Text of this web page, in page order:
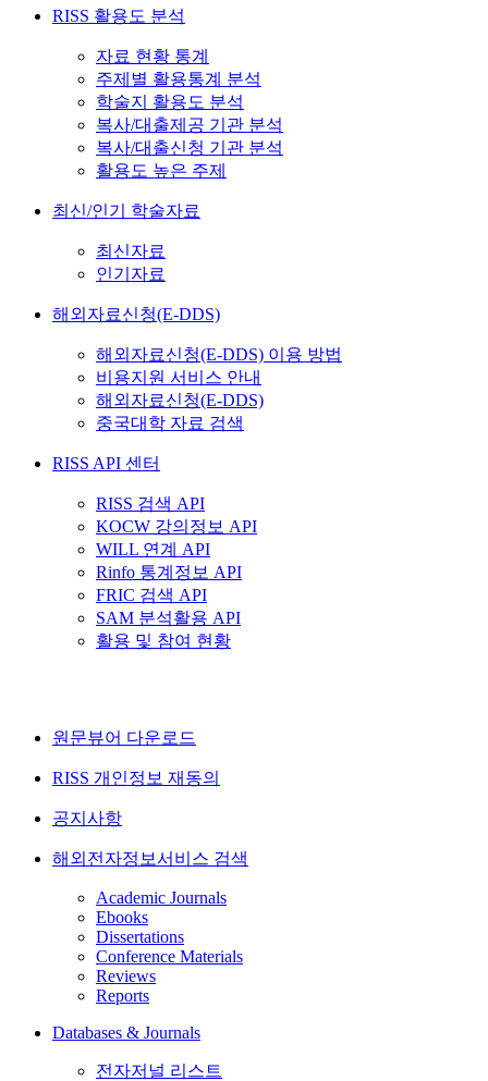
RISS 활용도 분석
자료 현황 통계
주제별 활용통계 분석
학술지 활용도 분석
복사/대출제공 기관 분석
복사/대출신청 기관 분석
활용도 높은 주제
최신/인기 학술자료
최신자료
인기자료
해외자료신청(E-DDS)
해외자료신청(E-DDS) 이용 방법
비용지원 서비스 안내
해외자료신청(E-DDS)
중국대학 자료 검색
RISS API 센터
RISS 검색 API
KOCW 강의정보 API
WILL 연계 API
Rinfo 통계정보 API
FRIC 검색 API
SAM 분석활용 API
활용 및 참여 현황
원문뷰어 다운로드
RISS 개인정보 재동의
공지사항
해외전자정보서비스 검색
Academic Journals
Ebooks
Dissertations
Conference Materials
Reviews
Reports
Databases & Journals
전자저널 리스트